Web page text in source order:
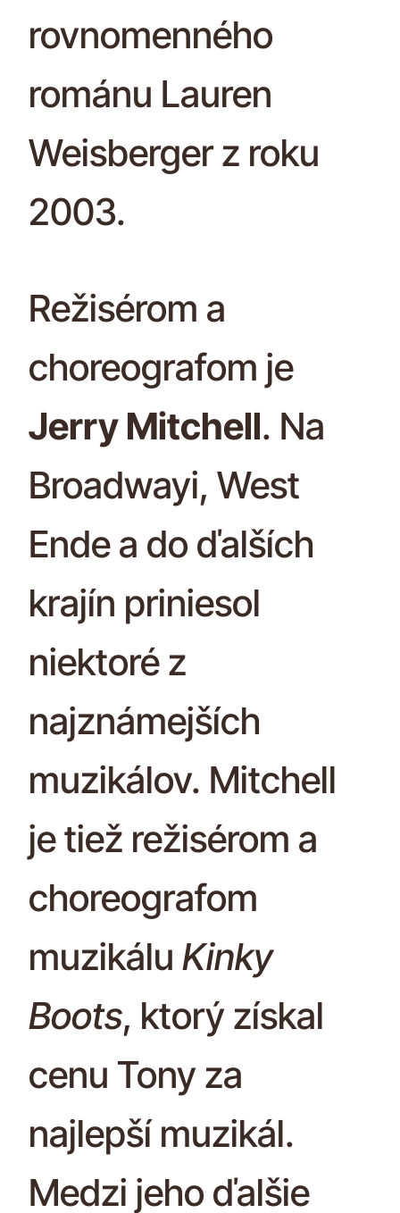
rovnomenného
románu Lauren
Weisberger z roku
2003.
Režisérom a
choreografom je
Jerry Mitchell. Na
Broadwayi, West
Ende a do ďalších
krajín priniesol
niektoré z
najznámejších
muzikálov. Mitchell
je tiež režisérom a
choreografom
muzikálu Kinky
Boots, ktorý získal
cenu Tony za
najlepší muzikál.
Medzi jeho ďalšie